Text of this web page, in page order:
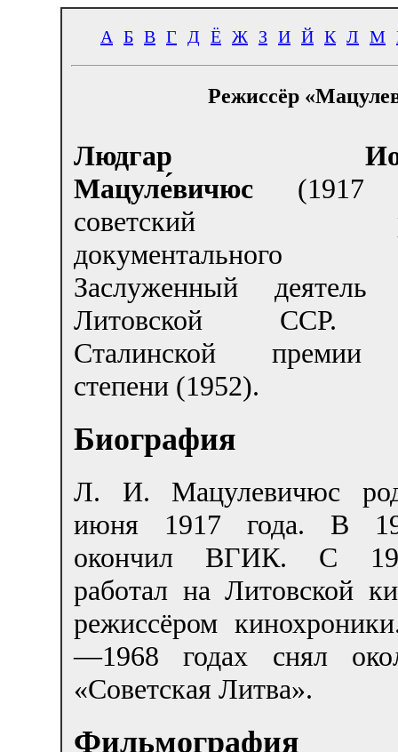
А Б В Г Д Ё Ж З И Й К Л М
Режиссёр
Людгар
Мацуле́вичюс
советский
Заслуженный деятель
Литовской ССР.
Сталинской премии
степени (1952).
Биография
Л. И. Мацулевичюс
июня 1917 года. В
окончил ВГИК. С
работал на Литовской
режиссёром
—1968 годах снял
«Советская Литва».
Фильмография